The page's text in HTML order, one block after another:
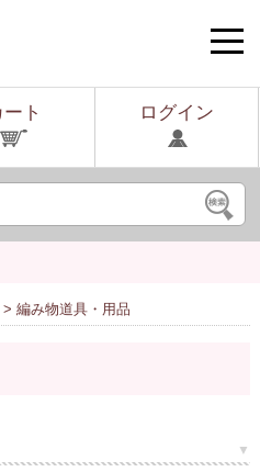
toggle
ート ログイン
> 編み物道具・用品